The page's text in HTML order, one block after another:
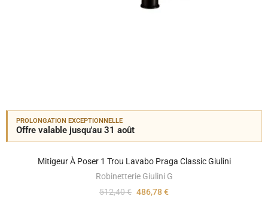
PROLONGATION EXCEPTIONNELLE
Offre valable jusqu'au 31 août
Mitigeur À Poser 1 Trou Lavabo Praga Classic Giulini
Robinetterie Giulini G
512,40 € 486,78 €